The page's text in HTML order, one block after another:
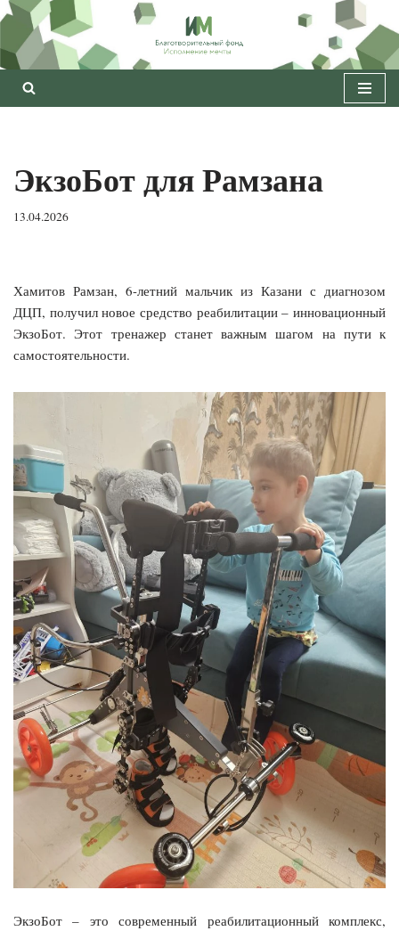
Перейти
к
содержимому
ЭкзоБот для Рамзана
13.04.2026
Хамитов Рамзан, 6-летний мальчик из Казани с диагнозом
ДЦП, получил новое средство реабилитации – инновационный
ЭкзоБот. Этот тренажер станет важным шагом на пути к
самостоятельности.
ЭкзоБот – это современный реабилитационный комплекс,